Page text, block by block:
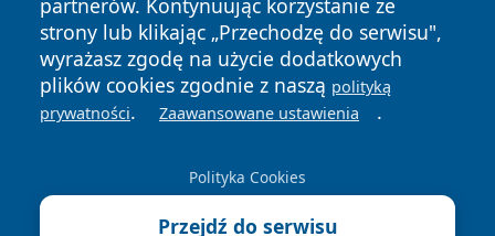
partnerów. Kontynuując korzystanie ze
strony lub klikając „Przechodzę do serwisu",
wyrażasz zgodę na użycie dodatkowych
plików cookies zgodnie z naszą polityką
prywatności. Zaawansowane ustawienia .
Polityka Cookies
Przejdź do serwisu
News Autorzy
Polityka
Prywatności
Polityka
Cookies